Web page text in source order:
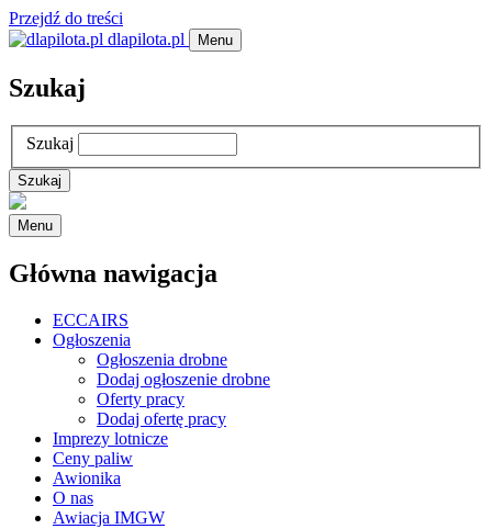
Przejdź do treści
dlapilota.pl
Menu
Szukaj
Szukaj
Menu
Główna nawigacja
ECCAIRS
Ogłoszenia
Ogłoszenia drobne
Dodaj ogłoszenie drobne
Oferty pracy
Dodaj ofertę pracy
Imprezy lotnicze
Ceny paliw
Awionika
O nas
Awiacja IMGW